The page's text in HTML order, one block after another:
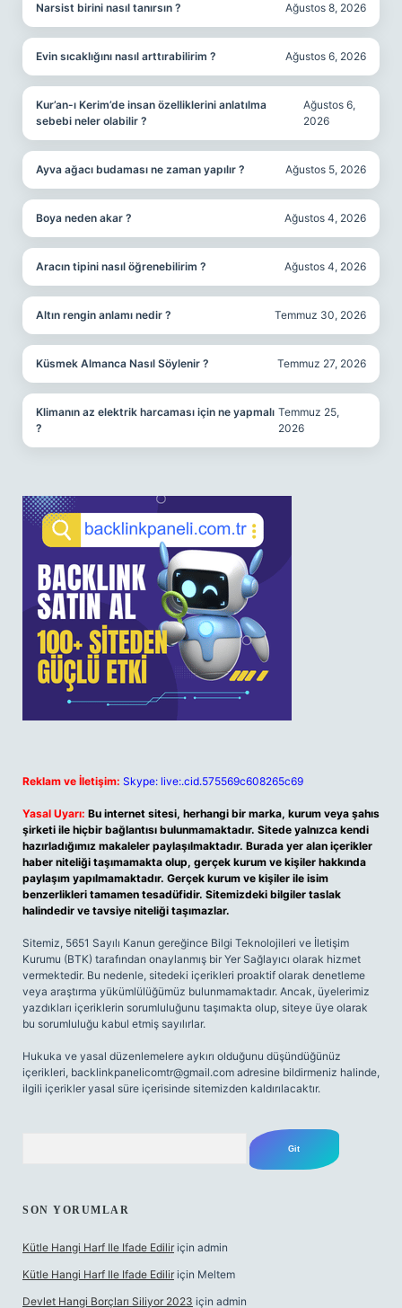
Narsist birini nasıl tanırsın ? Ağustos 8, 2026
Evin sıcaklığını nasıl arttırabilirim ? Ağustos 6, 2026
Kur’an-ı Kerim’de insan özelliklerini anlatılma
sebebi neler olabilir ?
Ağustos 6,
2026
Ayva ağacı budaması ne zaman yapılır ? Ağustos 5, 2026
Boya neden akar ? Ağustos 4, 2026
Aracın tipini nasıl öğrenebilirim ? Ağustos 4, 2026
Altın rengin anlamı nedir ? Temmuz 30, 2026
Küsmek Almanca Nasıl Söylenir ? Temmuz 27, 2026
Klimanın az elektrik harcaması için ne yapmalı
?
Temmuz 25,
2026
Reklam ve İletişim: Skype: live:.cid.575569c608265c69
Yasal Uyarı: Bu internet sitesi, herhangi bir marka, kurum veya şahıs
şirketi ile hiçbir bağlantısı bulunmamaktadır. Sitede yalnızca kendi
hazırladığımız makaleler paylaşılmaktadır. Burada yer alan içerikler
haber niteliği taşımamakta olup, gerçek kurum ve kişiler hakkında
paylaşım yapılmamaktadır. Gerçek kurum ve kişiler ile isim
benzerlikleri tamamen tesadüfidir. Sitemizdeki bilgiler taslak
halindedir ve tavsiye niteliği taşımazlar.
Sitemiz, 5651 Sayılı Kanun gereğince Bilgi Teknolojileri ve İletişim
Kurumu (BTK) tarafından onaylanmış bir Yer Sağlayıcı olarak hizmet
vermektedir. Bu nedenle, sitedeki içerikleri proaktif olarak denetleme
veya araştırma yükümlülüğümüz bulunmamaktadır. Ancak, üyelerimiz
yazdıkları içeriklerin sorumluluğunu taşımakta olup, siteye üye olarak
bu sorumluluğu kabul etmiş sayılırlar.
Hukuka ve yasal düzenlemelere aykırı olduğunu düşündüğünüz
içerikleri, backlinkpanelicomtr@gmail.com adresine bildirmeniz halinde,
ilgili içerikler yasal süre içerisinde sitemizden kaldırılacaktır.
SON YORUMLAR
Kütle Hangi Harf Ile Ifade Edilir için admin
Kütle Hangi Harf Ile Ifade Edilir için Meltem
Devlet Hangi Borçları Siliyor 2023 için admin